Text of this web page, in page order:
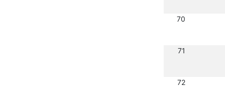
70
71
72